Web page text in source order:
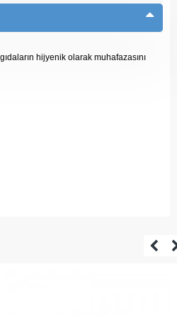
hijyenik olarak muhafazasını